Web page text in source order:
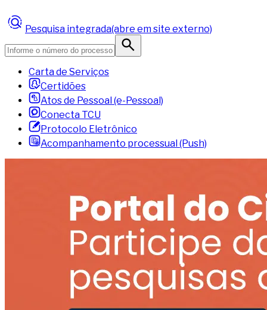
Pesquisa integrada(abre em site externo)
Carta de Serviços
Certidões
Atos de Pessoal (e-Pessoal)
Conecta TCU
Protocolo Eletrônico
Acompanhamento processual (Push)